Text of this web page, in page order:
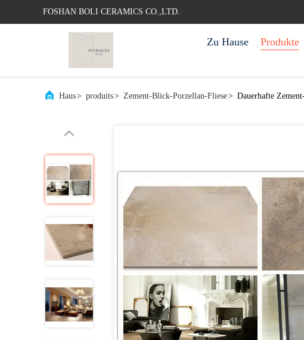
FOSHAN BOLI CERAMICS CO.,LTD.
Zu Hause Produkte
Haus> produits> Zement-Blick-Porzellan-Fliese> Dauerhafte